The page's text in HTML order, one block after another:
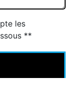
les
**